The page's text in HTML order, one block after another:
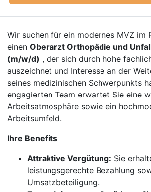
Wir suchen für ein modernes MVZ im
einen Oberarzt Orthopädie und
(m/w/d) , der sich durch hohe
auszeichnet und Interesse an der
seines medizinischen Schwerpunkts
engagierten Team erwartet Sie eine
Arbeitsatmosphäre sowie ein
Arbeitsumfeld.
Ihre Benefits
Attraktive Vergütung: Sie
leistungsgerechte Bezahlung
Umsatzbeteiligung.